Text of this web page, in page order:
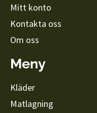
Mitt konto
Kontakta oss
Om oss
Meny
Kläder
Matlagning